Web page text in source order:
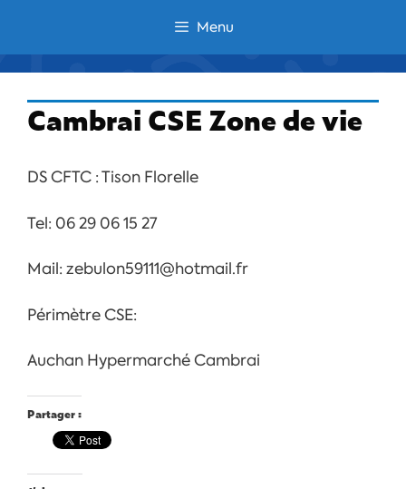
contenu
Menu
Cambrai CSE Zone de vie
DS CFTC : Tison Florelle
Tel: 06 29 06 15 27
Mail: zebulon59111@hotmail.fr
Périmètre CSE:
Auchan Hypermarché Cambrai
Partager :